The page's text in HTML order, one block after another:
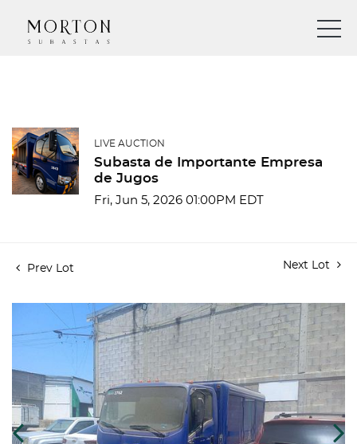
LIVE AUCTION
Subasta de Importante Empresa
de Jugos
Fri, Jun 5, 2026 01:00PM EDT
Prev Lot Next Lot